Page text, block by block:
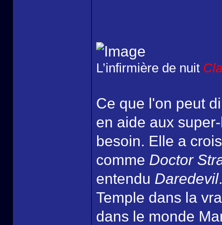
L’infirmière de nuit
Ce que l'on peut
en aide aux
besoin. Elle a
comme Doctor
entendu Daredevil
Temple dans la
dans le monde